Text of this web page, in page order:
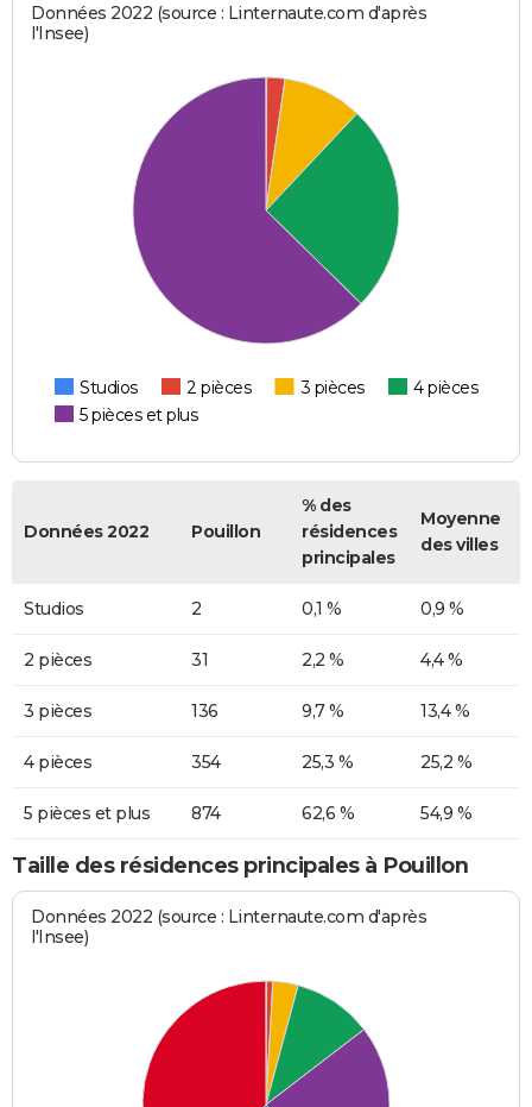
Données 2022 (source : Linternaute.com d'après
l'Insee)
Studios 2 pièces 3 pièces
4 pièces
5 pièces et plus
Données 2022 Pouillon
% des
résidences
principales
Moyenne
des villes
Studios 2 0,1 % 0,9 %
2 pièces 31 2,2 % 4,4 %
3 pièces 136 9,7 % 13,4 %
4 pièces 354 25,3 % 25,2 %
5 pièces et plus 874 62,6 % 54,9 %
Taille des résidences principales à Pouillon
Données 2022 (source : Linternaute.com d'après
l'Insee)